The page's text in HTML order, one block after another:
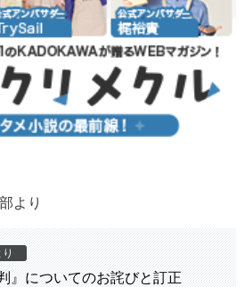
より
』についてのお詫びと訂正